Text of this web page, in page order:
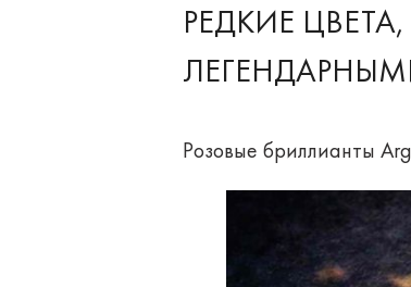
РЕДКИЕ
Розовые бриллианты